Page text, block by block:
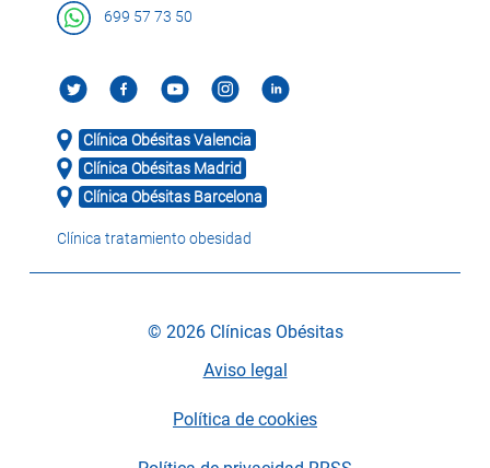
699 57 73 50
Clínica Obésitas Valencia
Clínica Obésitas Madrid
Clínica Obésitas Barcelona
Clínica tratamiento obesidad
© 2026 Clínicas Obésitas
Aviso legal
Política de cookies